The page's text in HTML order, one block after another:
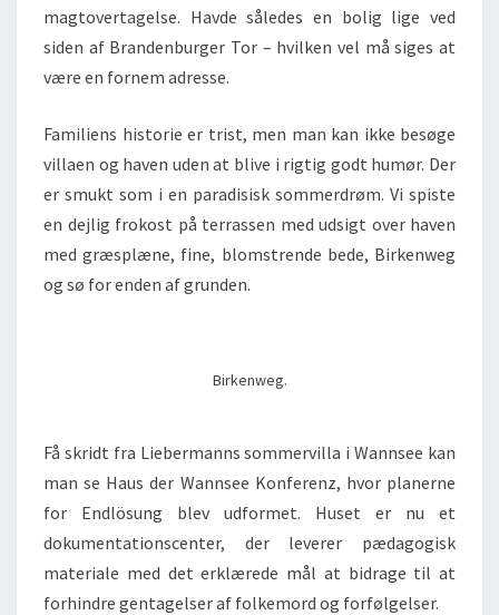
magtovertagelse. Havde således en bolig lige ved
siden af Brandenburger Tor – hvilken vel må siges at
være en fornem adresse.
Familiens historie er trist, men man kan ikke besøge
villaen og haven uden at blive i rigtig godt humør. Der
er smukt som i en paradisisk sommerdrøm. Vi spiste
en dejlig frokost på terrassen med udsigt over haven
med græsplæne, fine, blomstrende bede, Birkenweg
og sø for enden af grunden.
Birkenweg.
Få skridt fra Liebermanns sommervilla i Wannsee kan
man se Haus der Wannsee Konferenz, hvor planerne
for Endlösung blev udformet. Huset er nu et
dokumentationscenter, der leverer pædagogisk
materiale med det erklærede mål at bidrage til at
forhindre gentagelser af folkemord og forfølgelser.